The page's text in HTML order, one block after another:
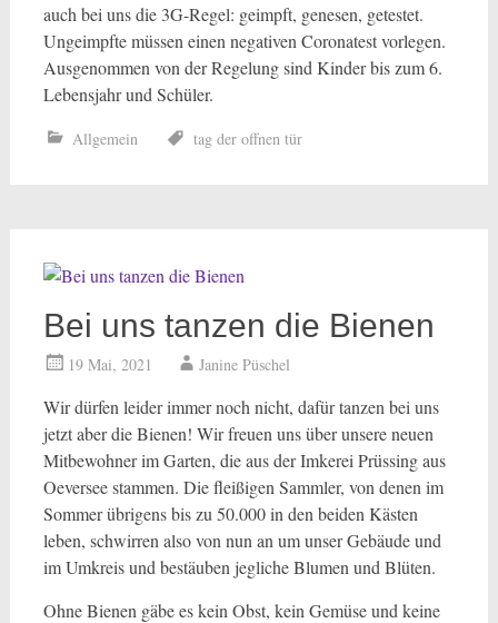
auch bei uns die 3G-Regel: geimpft, genesen, getestet.
Ungeimpfte müssen einen negativen Coronatest vorlegen.
Ausgenommen von der Regelung sind Kinder bis zum 6.
Lebensjahr und Schüler.
Allgemein tag der offnen tür
Bei uns tanzen die Bienen
19 Mai, 2021 Janine Püschel
Wir dürfen leider immer noch nicht, dafür tanzen bei uns
jetzt aber die Bienen! Wir freuen uns über unsere neuen
Mitbewohner im Garten, die aus der Imkerei Prüssing aus
Oeversee stammen. Die fleißigen Sammler, von denen im
Sommer übrigens bis zu 50.000 in den beiden Kästen
leben, schwirren also von nun an um unser Gebäude und
im Umkreis und bestäuben jegliche Blumen und Blüten.
Ohne Bienen gäbe es kein Obst, kein Gemüse und keine